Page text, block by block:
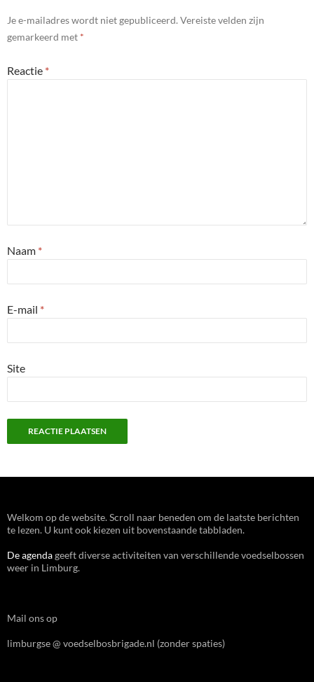
Je e-mailadres wordt niet gepubliceerd. Vereiste velden zijn
gemarkeerd met *
Reactie *
Naam *
E-mail *
Site
Welkom op de website. Scroll naar beneden om de laatste berichten
te lezen. U kunt ook kiezen uit bovenstaande tabbladen.
De agendageeft diverse activiteiten van verschillende voedselbossen
weer in Limburg.
Mail ons op
limburgse @ voedselbosbrigade.nl (zonder spaties)